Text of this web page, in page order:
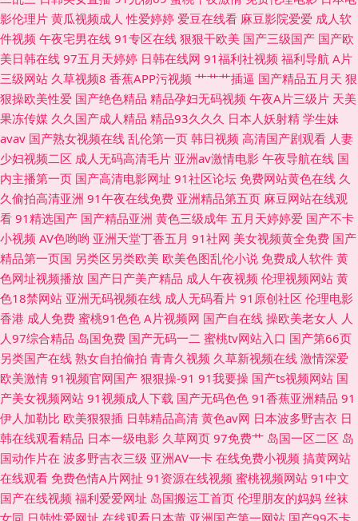
区 天天射射 做爱视频91 欧美成人草草天堂 久久综合 黑丝91免费视频 自慰
白浆福利网站 久草手机看片 微拍国产91 AVV黄 久草香蕉福利 熟妇人人草
91网站入口免费 三级网站国产 国产成人东方AV 午夜剧院 韩日精品一二三
日本电影a级久久 91n免费在线 九一刺激 四虎性爱影院 97人人摸人人爽 国
内熟女视频 91视频在线免费 欧一区二区三区 一本道资源站 超碰蜜臀91
影伦理片 黄瓜视频成人 性爱婷婷 爱豆在线看 麻豆影院爱爱 成人软
件视频 午夜宅男在线 91专区在线 狠狠干欧美 国产三级国产 国产欧
美日韩在线 97五月天婷婷 日韩在线网 91福利社视频 福利导航 A片
三级网站 久草视频8 香蕉APP污视频 艹艹艹插逼 国产精品五月天 狠
狠操欧美性爱 国产绝色精品 精品孕妇无码视频 午夜A片三级片 天美
果冻传媒 久久国产成人精品 精品93久久久 日本人妖射精 学生妹
avav 国产熟女视频在线 乱伦第一页 韩日视频 高清国产剧观看 人妻
少妇视频二区 成人无码高清毛片 亚洲av激情电影 午夜导航在线 国
内主播第一页 国产高清电影网址 91社区论坛 免费网站黄色在线 久
久偷拍高清亚洲 91午夜在线免费 亚洲精品第五页 麻豆网站在线观
看 91精选国产 国产精品亚洲 黄色三级成年 五月天婷婷爱 国产不卡
小视频 AV色哟哟 亚洲天堂丁香五月 91社网 美女视频黄全免费 国产
精品第一页国 另类区另类欧美 欧美色图乱伦小说 免费成人软件 黄
色网址视频播放 国产日产美产精品 成人午夜视频 伦理视频网站 黄
色18禁网站 亚洲无码视频在线 成人无码看片 91原创社区 伦理电影
香港 成人免费 蜜桃91色色 A片视频网 国产自在线 操欧美老女人 人
人97综合精品 岛国免费 国产无码一二 蜜桃tv网站入口 国产第66页
另类国产在线 熟女自拍偷拍 青青久视频 久草新视频在线 激情深爱
欧美激情 91视频官网国产 狠狠操-91 91我要操 国产ts视频网站 国
产美女视频网站 91视频成人下载 国产无码色色 91香蕉亚洲精品 91
伊人加勒比 欧美狠狠插 日韩精品高清 黄色av网 日本波多野吉衣 日
韩在线观看精品 日本一级电影 久草网页 97免费艹 岛国一区二区 岛
国动作片在 波多野吉衣三级 亚洲AV一卡 在线免费小视频 搞黄网站
在线观看 免费色情A片网扯 91资源在线视频 蜜桃视频网站 91中文
国产在线视频 福利爱爱网址 岛国搬运工首页 伦理朋友的妈妈 丝袜
女同 日韩性爱网址 在线观看日本黄 亚洲国产第一网站 国产99不卡